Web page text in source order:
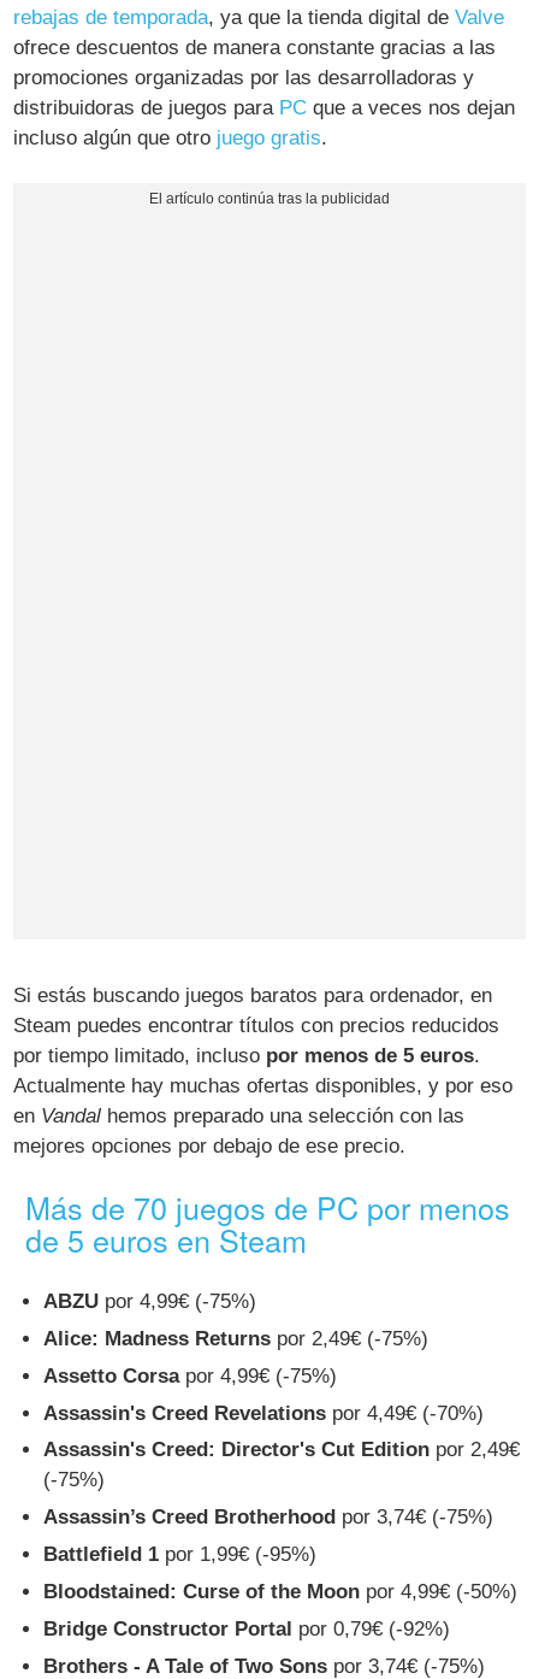
rebajas de temporada, ya que la tienda digital deValve
ofrece descuentos de manera constante gracias a las
promociones organizadas por las desarrolladoras y
distribuidoras de juegos para PC que a veces nos dejan
incluso algún que otro juego gratis.
Si estás buscando juegos baratos para ordenador, en
Steam puedes encontrar títulos con precios reducidos
por tiempo limitado, incluso por menos de 5 euros.
Actualmente hay muchas ofertas disponibles, y por eso
en Vandal hemos preparado una selección con las
mejores opciones por debajo de ese precio.
Más de 70 juegos de PC por menos
de 5 euros en Steam
ABZU por 4,99€ (-75%)
Alice: Madness Returns por 2,49€ (-75%)
Assetto Corsapor 4,99€ (-75%)
Assassin's Creed Revelations por 4,49€ (-70%)
Assassin's Creed: Director's Cut Edition por 2,49€
(-75%)
Assassin’s Creed Brotherhood por 3,74€ (-75%)
Battlefield 1 por 1,99€ (-95%)
Bloodstained: Curse of the Moon por 4,99€ (-50%)
Bridge Constructor Portal por 0,79€ (-92%)
Brothers - A Tale of Two Sons por 3,74€ (-75%)